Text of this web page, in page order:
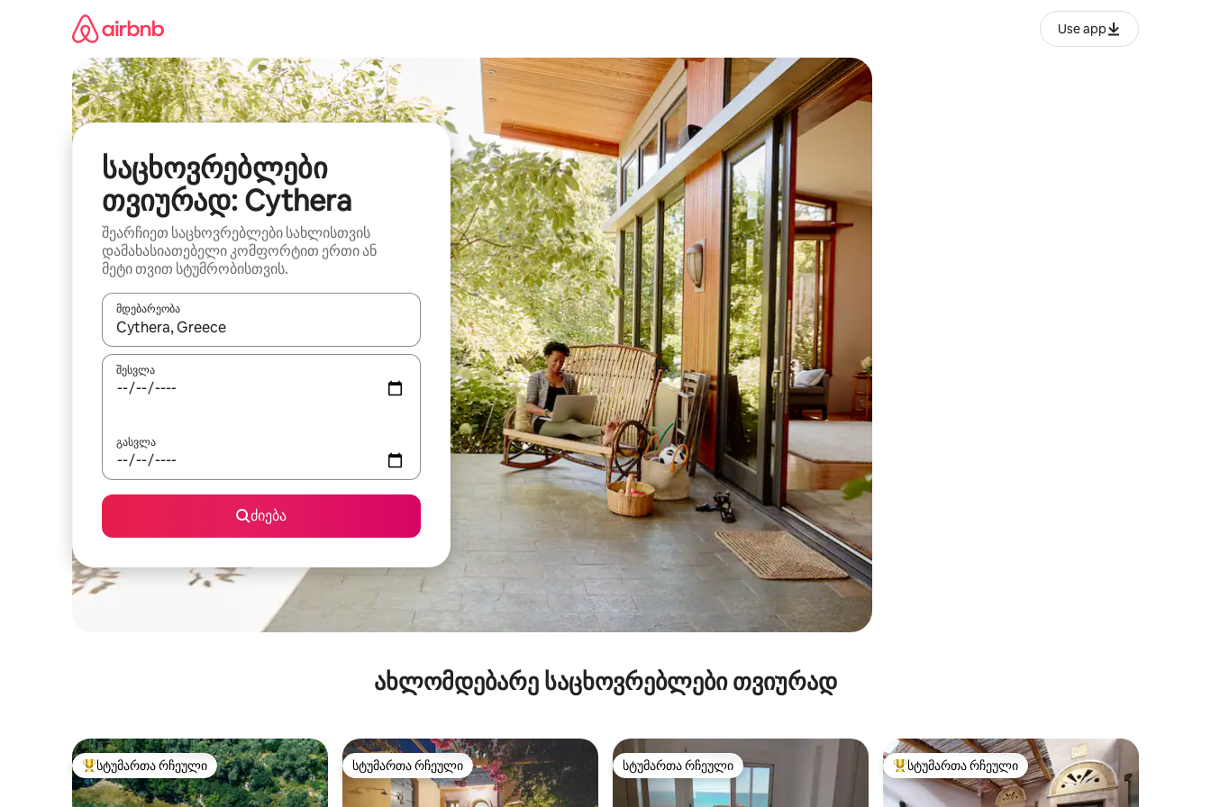
Use app
საცხოვრებლები
თვიურად: Cythera
შეარჩიეთ საცხოვრებლები სახლისთვის
დამახასიათებელი კომფორტით ერთი ან
მეტი თვით სტუმრობისთვის.
მდებარეობა
როცა შედეგები ხელმისაწვდომი გახდება, ნავიგაციისთვის გამოიყენეთ კლავიშები ზემოთ/ქვემოთ მიმართული ისრებით ან შეხებისა თუ თითის გასმის ჟესტები.
შესვლა
გასვლა
ძიება
ახლომდებარე საცხოვრებლები თვიურად
სტუმართა რჩეული მოწინავე ვარიანტი
სტუმართა რჩეული სტუმართა რჩეული
სტუმართა რჩეული სტუმართა რჩეული
სტუმართა რჩეული სტუმართა რჩეული მოწინავე ვარიანტი
სტუმართა რჩეული